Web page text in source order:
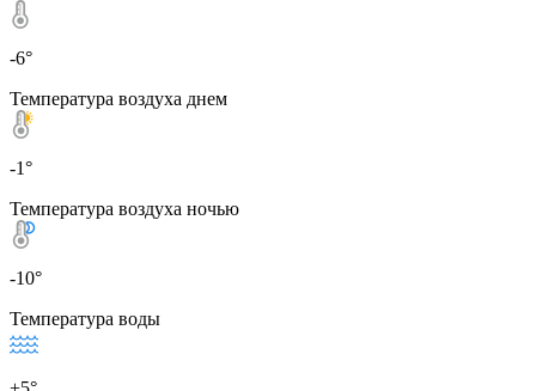
-6°
Температура воздуха днем
-1°
Температура воздуха ночью
-10°
Температура воды